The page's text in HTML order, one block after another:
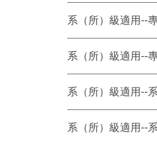
系（所）級適用--
系（所）級適用--
系（所）級適用--
系（所）級適用--